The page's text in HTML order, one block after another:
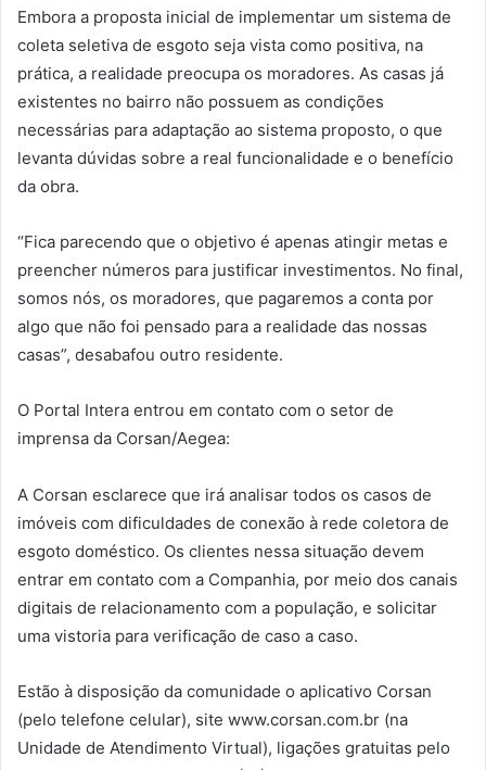
Embora a proposta inicial de implementar um sistema de
coleta seletiva de esgoto seja vista como positiva, na
prática, a realidade preocupa os moradores. As casas já
existentes no bairro não possuem as condições
necessárias para adaptação ao sistema proposto, o que
levanta dúvidas sobre a real funcionalidade e o benefício
da obra.
“Fica parecendo que o objetivo é apenas atingir metas e
preencher números para justificar investimentos. No final,
somos nós, os moradores, que pagaremos a conta por
algo que não foi pensado para a realidade das nossas
casas”, desabafou outro residente.
O Portal Intera entrou em contato com o setor de
imprensa da Corsan/Aegea:
A Corsan esclarece que irá analisar todos os casos de
imóveis com dificuldades de conexão à rede coletora de
esgoto doméstico. Os clientes nessa situação devem
entrar em contato com a Companhia, por meio dos canais
digitais de relacionamento com a população, e solicitar
uma vistoria para verificação de caso a caso.
Estão à disposição da comunidade o aplicativo Corsan
(pelo telefone celular), site www.corsan.com.br (na
Unidade de Atendimento Virtual), ligações gratuitas pelo